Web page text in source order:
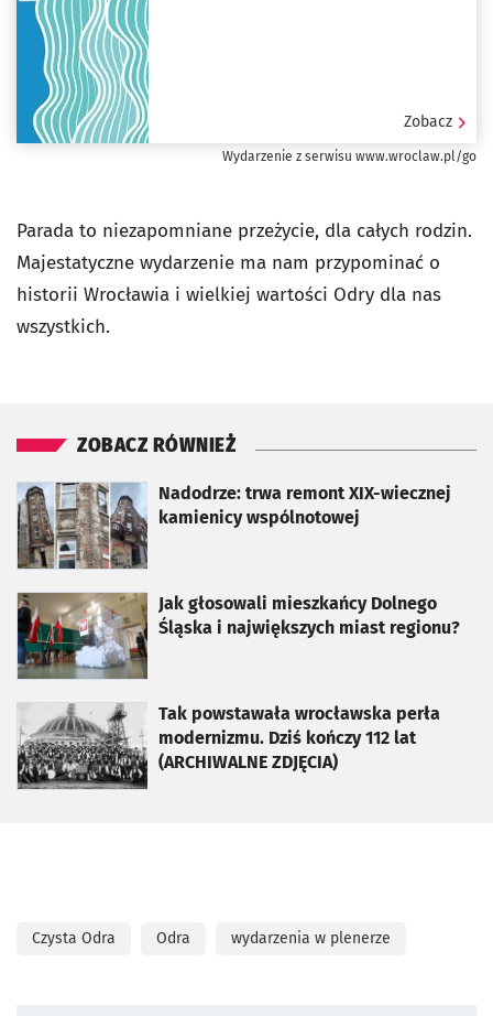
Zobacz
Wydarzenie z serwisu www.wroclaw.pl/go
Parada to niezapomniane przeżycie, dla całych rodzin.
Majestatyczne wydarzenie ma nam przypominać o
historii Wrocławia i wielkiej wartości Odry dla nas
wszystkich.
ZOBACZ RÓWNIEŻ
Nadodrze: trwa remont XIX-wiecznej
kamienicy wspólnotowej
otworzy się w nowej karcie
Jak głosowali mieszkańcy Dolnego
Śląska i największych miast regionu?
otworzy się w nowej karcie
Tak powstawała wrocławska perła
modernizmu. Dziś kończy 112 lat
(ARCHIWALNE ZDJĘCIA)
otworzy się w nowej karcie
Czysta Odra Odra wydarzenia w plenerze